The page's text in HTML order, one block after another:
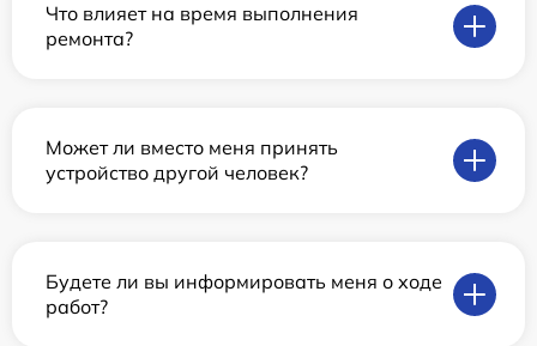
Что влияет на время выполнения
ремонта?
Может ли вместо меня принять
устройство другой человек?
Будете ли вы информировать меня о ходе
работ?